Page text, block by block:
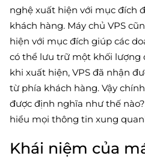
nghệ xuất hiện với mục đích
khách hàng. Máy chủ VPS
hiện với mục đích giúp các
có thể lưu trữ một khối lượng
khi xuất hiện, VPS đã nhận
từ phía khách hàng. Vậy
được định nghĩa như thế
hiểu mọi thông tin xung
Khái niệm của